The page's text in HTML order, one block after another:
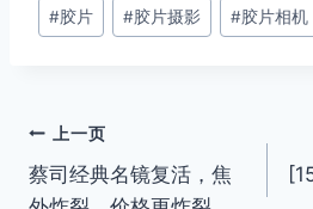
标
#胶片 #胶片摄影 #胶片相机
文
章
上一页
蔡司经典名镜复活，焦